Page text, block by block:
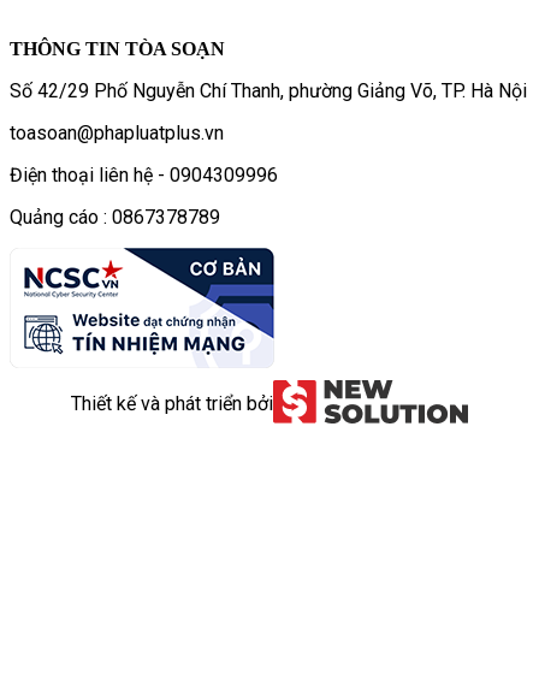
THÔNG TIN TÒA SOẠN
Số 42/29 Phố Nguyễn Chí Thanh, phường Giảng Võ, TP. Hà Nội
toasoan@phapluatplus.vn
Điện thoại liên hệ - 0904309996
Quảng cáo : 0867378789
Thiết kế và phát triển bởi